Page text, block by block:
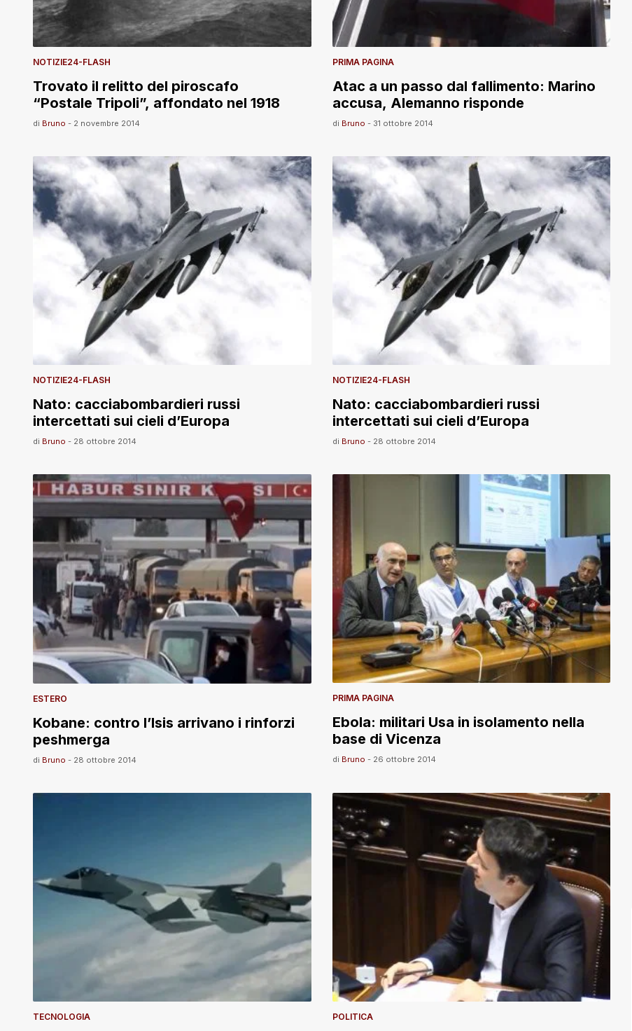
NOTIZIE24-FLASH
Trovato il relitto del piroscafo
“Postale Tripoli”, affondato nel 1918
di Bruno - 2 novembre 2014
PRIMA PAGINA
Atac a un passo dal fallimento: Marino
accusa, Alemanno risponde
di Bruno - 31 ottobre 2014
NOTIZIE24-FLASH
Nato: cacciabombardieri russi
intercettati sui cieli d’Europa
di Bruno - 28 ottobre 2014
NOTIZIE24-FLASH
Nato: cacciabombardieri russi
intercettati sui cieli d’Europa
di Bruno - 28 ottobre 2014
ESTERO
Kobane: contro l’Isis arrivano i rinforzi
peshmerga
di Bruno - 28 ottobre 2014
PRIMA PAGINA
Ebola: militari Usa in isolamento nella
base di Vicenza
di Bruno - 26 ottobre 2014
TECNOLOGIA POLITICA